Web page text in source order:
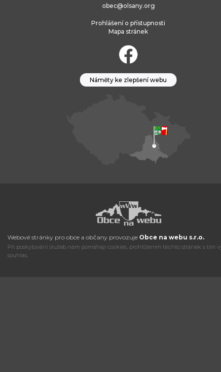
obec@olsany.org
Prohlášení o přístupnosti
Mapa stránek
Náměty ke zlepšení webu
Webové stránky pro obce a občany provozuje Obce na webu s.r.o.
Při poskytování služeb nám pomáhají cookies, prohlížením těchto stránek s tím
souhlas.